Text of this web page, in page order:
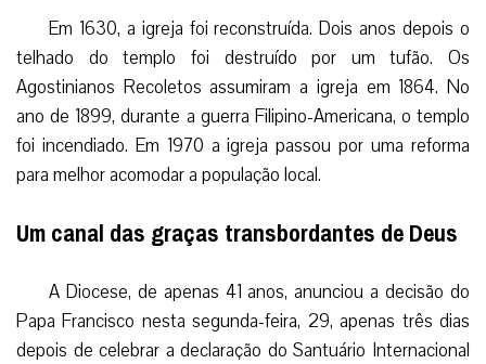
Em 1630, a igreja foi reconstruída. Dois anos depois o
telhado do templo foi destruído por um tufão. Os
Agostinianos Recoletos assumiram a igreja em 1864. No
ano de 1899, durante a guerra Filipino-Americana, o templo
foi incendiado. Em 1970 a igreja passou por uma reforma
para melhor acomodar a população local.
Um canal das graças transbordantes de Deus
A Diocese, de apenas 41 anos, anunciou a decisão do
Papa Francisco nesta segunda-feira, 29, apenas três dias
depois de celebrar a declaração do Santuário Internacional